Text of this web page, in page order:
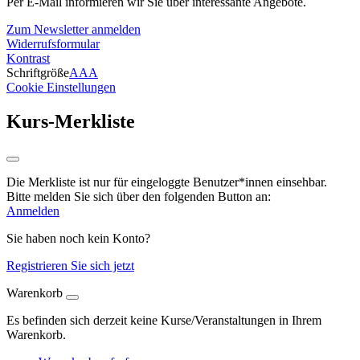
Zum Newsletter anmelden
Widerrufsformular
Kontrast
SchriftgrößeAAA
Cookie Einstellungen
Kurs-Merkliste
Die Merkliste ist nur für eingeloggte Benutzer*innen einsehbar.
Bitte melden Sie sich über den folgenden Button an:
Anmelden
Sie haben noch kein Konto?
Registrieren Sie sich jetzt
Warenkorb
Es befinden sich derzeit keine Kurse/Veranstaltungen in Ihrem
Warenkorb.